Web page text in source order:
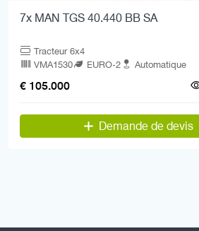
7x MAN TGS 40.440 BB SA
Tracteur 6x4
VMA1530
EURO-2 Automatique
€ 105.000
Demande de devis